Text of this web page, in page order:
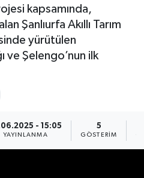
kapsamında,
Şanlıurfa Akıllı Tarım
yürütülen
ve Şelengo’nun ilk
- 15:05
YAYINLANMA
5
GÖSTERIM